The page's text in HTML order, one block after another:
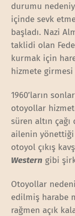
durumu
içinde sevk
başladı. Nazi
taklidi olan
kurmak için
hizmete girmesi
1960’ların
otoyollar
süren altın
ailenin
otoyol çıkış
Western gibi
Otoyollar
edilmiş harabe
rağmen açık